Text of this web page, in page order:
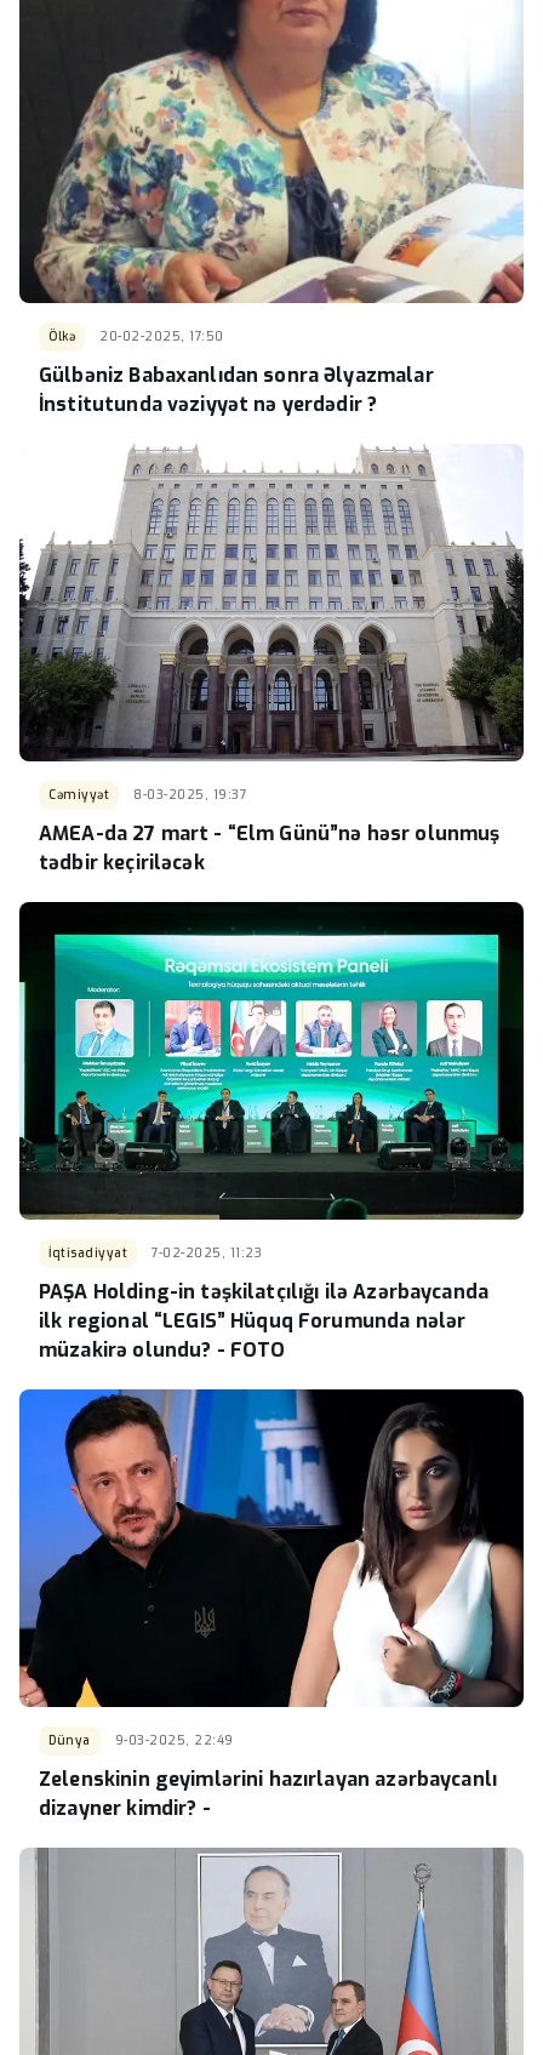
Ölkə 20-02-2025, 17:50
Gülbəniz Babaxanlıdan sonra Əlyazmalar
İnstitutunda vəziyyət nə yerdədir ?
Cəmiyyət 8-03-2025, 19:37
AMEA-da 27 mart - “Elm Günü”nə həsr olunmuş
tədbir keçiriləcək
İqtisadiyyat 7-02-2025, 11:23
PAŞA Holding-in təşkilatçılığı ilə Azərbaycanda
ilk regional “LEGIS” Hüquq Forumunda nələr
müzakirə olundu? - FOTO
Dünya 9-03-2025, 22:49
Zelenskinin geyimlərini hazırlayan azərbaycanlı
dizayner kimdir? -